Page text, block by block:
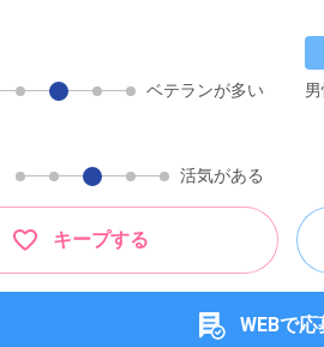
ベテランが多い
活気がある
キープする
WEBで応